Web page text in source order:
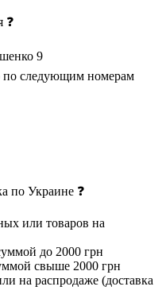
❓
9
следующим номерам
39
по Украине ❓
или товаров на
до 2000 грн
свыше 2000 грн
на распродаже (доставка